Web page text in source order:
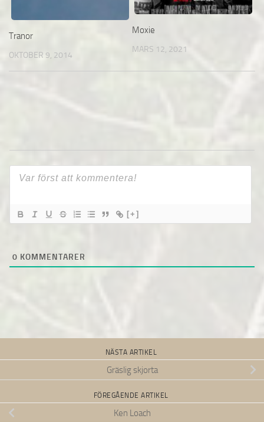
Tranor
OKTOBER 9, 2014
Moxie
MARS 12, 2021
[+]
0 KOMMENTARER
NÄSTA ARTIKEL
Gräslig skjorta
FÖREGÅENDE ARTIKEL
Ken Loach